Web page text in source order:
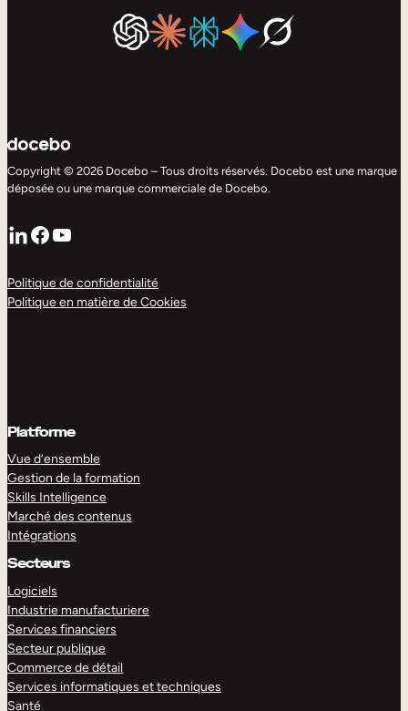
Copyright © 2026 Docebo – Tous droits réservés. Docebo est une marque
déposée ou une marque commerciale de Docebo.
LinkedIn
Facebook
YouTube
Politique de confidentialité
Politique en matière de Cookies
Platforme
Vue d’ensemble
Gestion de la formation
Skills Intelligence
Marché des contenus
Intégrations
Secteurs
Logiciels
Industrie manufacturiere
Services financiers
Secteur publique
Commerce de détail
Services informatiques et techniques
Santé